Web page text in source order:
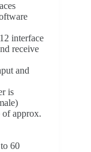
interface
receive
and
is
approx.
60